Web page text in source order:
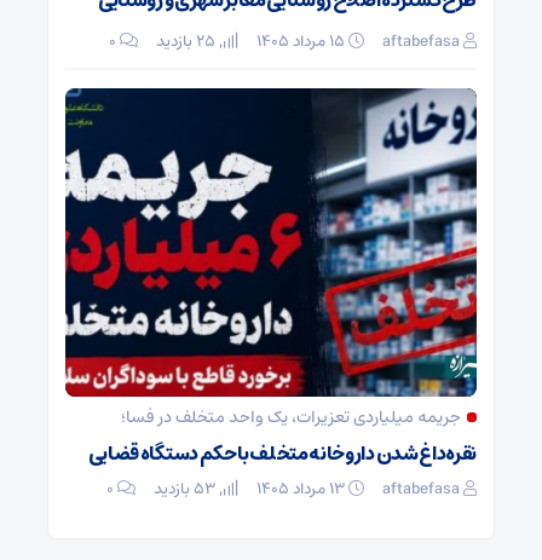
aftabefasa ۰
جریمه میلیاردی تعزیرات، یک واحد متخلف در فسا؛
نقره‌داغ شدن داروخانه متخلف با حکم دستگاه قضایی
aftabefasa ۰